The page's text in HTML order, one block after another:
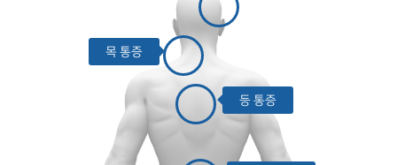
목 통증
등 통증